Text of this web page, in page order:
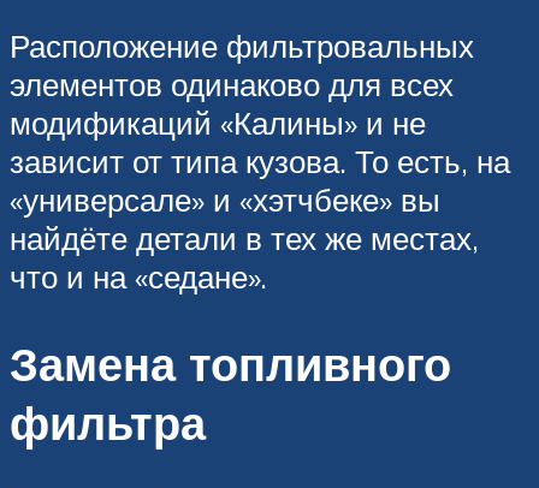
Расположение фильтровальных
элементов одинаково для всех
модификаций «Калины» и не
зависит от типа кузова. То есть, на
«универсале» и «хэтчбеке» вы
найдёте детали в тех же местах,
что и на «седане».
Замена топливного
фильтра